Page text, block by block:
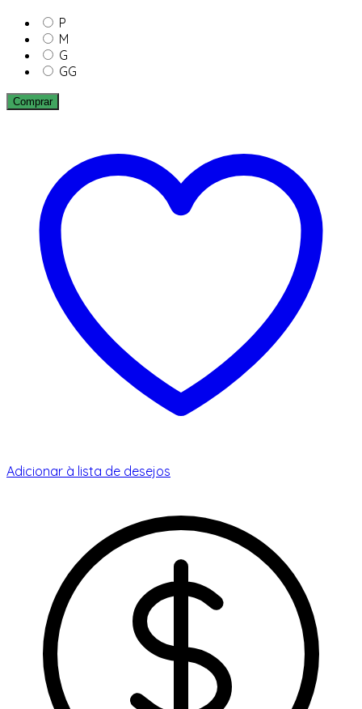
P
M
G
GG
Comprar
Adicionar à lista de desejos